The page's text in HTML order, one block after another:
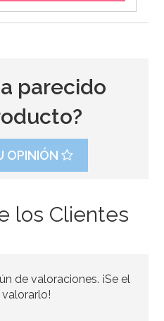
parecido
OPINIÓN
los Clientes
de valoraciones. ¡Se el